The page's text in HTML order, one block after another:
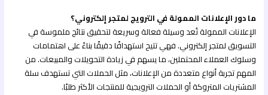
ما دور الإعلانات الممولة في الترويج لمتجر إلكتروني؟
الإعلانات الممولة تُعد وسيلة فعالة وسريعة لتحقيق نتائج ملموسة في
التسويق لمتجر إلكتروني. فهي تتيح استهدافًا دقيقًا بناءً على اهتمامات
وسلوك العملاء المحتملين، ما يسهم في زيادة التحويلات والمبيعات. من
المهم تجربة أنواع متعددة من الإعلانات، مثل الحملات التي تستهدف سلة
المشتريات المتروكة أو الحملات الترويجية للمنتجات الأكثر طلبًا.